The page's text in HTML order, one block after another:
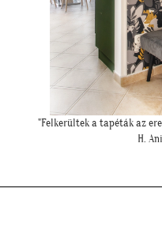
""Gyönyörűek a tapéták. A
könnyű volt feltenni, magas